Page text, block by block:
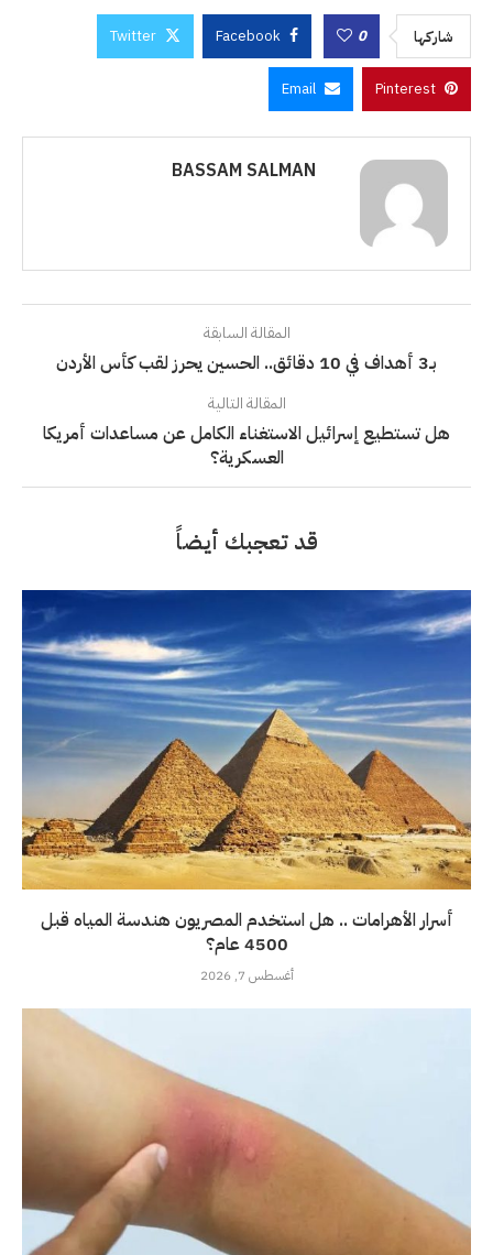
شاركها 0
Facebook
Twitter
Pinterest
Email
BASSAM SALMAN
المقالة السابقة
بـ3 أهداف في 10 دقائق.. الحسين يحرز لقب كأس الأردن
المقالة التالية
هل تستطيع إسرائيل الاستغناء الكامل عن مساعدات أمريكا
العسكرية؟
قد تعجبك أيضاً
أسرار الأهرامات .. هل استخدم المصريون هندسة المياه قبل
4500 عام؟
أغسطس 7, 2026